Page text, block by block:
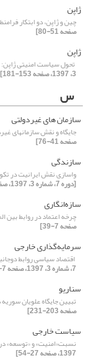
ژاپن
چین و ژاپن، دو ابتکار
صفحه 51-80]
ژاپن
تحول سیاست امنیتی ژاپن:
3، 1397، صفحه 153-181]
س
سازمان های غیردولتی
جایگاه و نقش سازمانهای
صفحه 41-76]
سازندگی‏
واسازیِ نقش ایرانیت در
[دوره 7، شماره 3، 1397، صفحه 45-78]
سازه‌انگاری
چرخه اعتماد در روابط بین‌
صفحه 7-39]
سرمایه‌گذاری خارجی
اقتصاد سیاسی روابط
7، شماره 3، 1397، صفحه 7-44]
سناریو
تبیین جایگاه علویان
صفحه 203-231]
سیاست خارجی
نسبت«امنیت» و «توسعه»
1397، صفحه 27-54]